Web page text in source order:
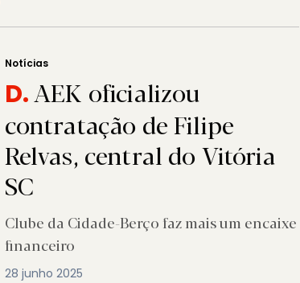
Notícias
D.AEK oficializou
contratação de Filipe
Relvas, central do Vitória
SC
Clube da Cidade-Berço faz mais um encaixe
financeiro
28 junho 2025